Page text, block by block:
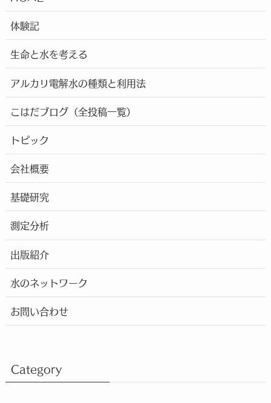
体験記
生命と水を考える
アルカリ電解水の種類と利用法
こはだブログ（全投稿一覧）
トピック
会社概要
基礎研究
測定分析
出版紹介
水のネットワーク
お問い合わせ
Category